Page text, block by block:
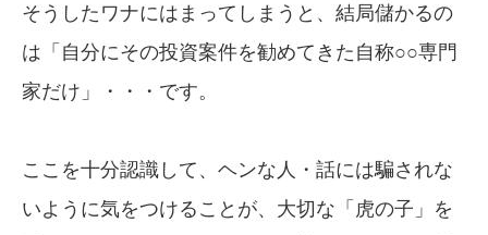
そうしたワナにはまってしまうと、結局儲かるの
は「自分にその投資案件を勧めてきた自称○○専門
家だけ」・・・です。
ここを十分認識して、ヘンな人・話には騙されな
いように気をつけることが、大切な「虎の子」を